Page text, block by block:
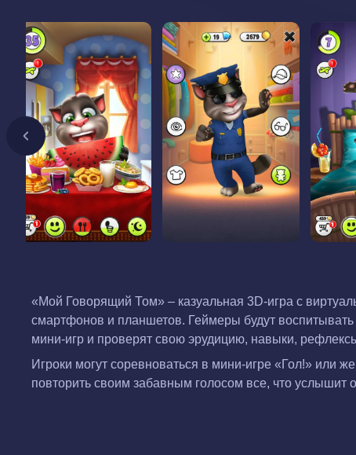
«Мой Говорящий Том» – казуальная 3D-игра с
смартфонов и планшетов. Геймеры будут
мини-игр и проверят свою эрудицию, навыки,
Игроки могут соревноваться в мини-игре «Гол!» или
повторить своим забавным голосом все, что услышит